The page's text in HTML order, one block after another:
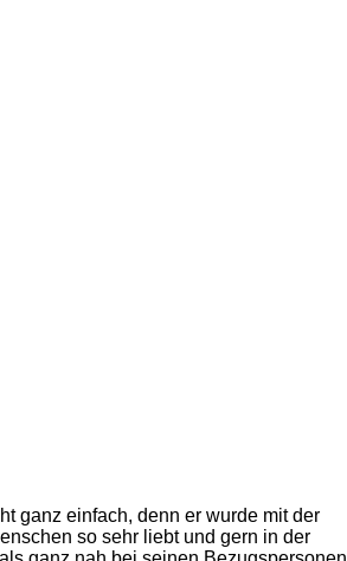
ganz einfach, denn er wurde mit der
so sehr liebt und gern in der